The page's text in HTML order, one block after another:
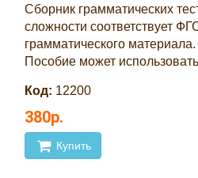
Сборник грамматических
сложности соответствует
грамматического
Пособие может
Код: 12200
380р.
Купить